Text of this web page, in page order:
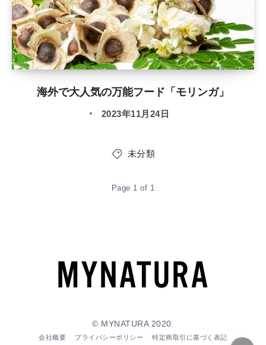
海外で大人気の万能フード「モリンガ」
2023年11月24日
未分類
Page 1 of 1
© MYNATURA 2020.
会社概要 プライバシーポリシー 特定商取引に基づく表記